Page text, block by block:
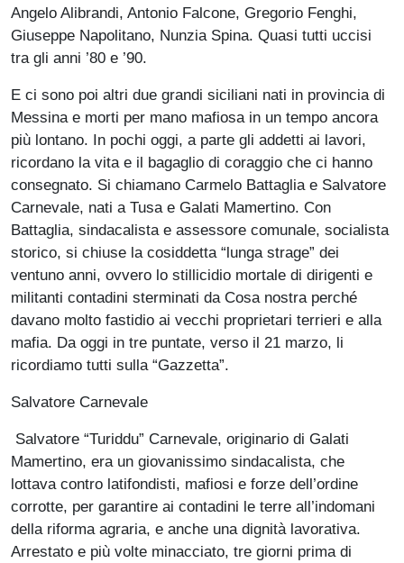
Angelo Alibrandi, Antonio Falcone, Gregorio Fenghi,
Giuseppe Napolitano, Nunzia Spina. Quasi tutti uccisi
tra gli anni ’80 e ’90.
E ci sono poi altri due grandi siciliani nati in provincia di
Messina e morti per mano mafiosa in un tempo ancora
più lontano. In pochi oggi, a parte gli addetti ai lavori,
ricordano la vita e il bagaglio di coraggio che ci hanno
consegnato. Si chiamano Carmelo Battaglia e Salvatore
Carnevale, nati a Tusa e Galati Mamertino. Con
Battaglia, sindacalista e assessore comunale, socialista
storico, si chiuse la cosiddetta “lunga strage” dei
ventuno anni, ovvero lo stillicidio mortale di dirigenti e
militanti contadini sterminati da Cosa nostra perché
davano molto fastidio ai vecchi proprietari terrieri e alla
mafia. Da oggi in tre puntate, verso il 21 marzo, li
ricordiamo tutti sulla “Gazzetta”.
Salvatore Carnevale
Salvatore “Turiddu” Carnevale, originario di Galati
Mamertino, era un giovanissimo sindacalista, che
lottava contro latifondisti, mafiosi e forze dell’ordine
corrotte, per garantire ai contadini le terre all’indomani
della riforma agraria, e anche una dignità lavorativa.
Arrestato e più volte minacciato, tre giorni prima di